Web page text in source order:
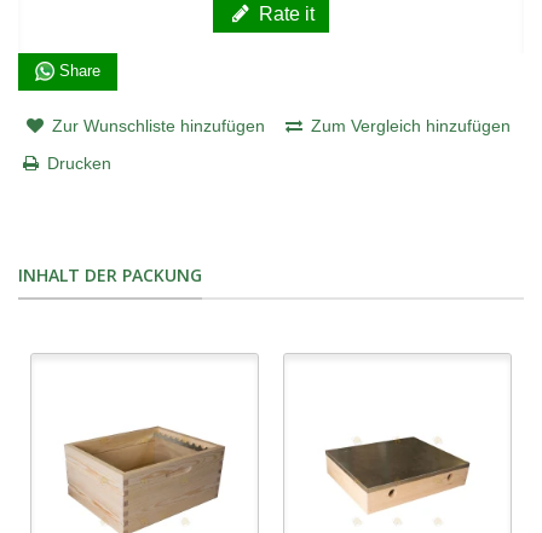
Rate it
Share
Zur Wunschliste hinzufügen
Zum Vergleich hinzufügen
Drucken
INHALT DER PACKUNG